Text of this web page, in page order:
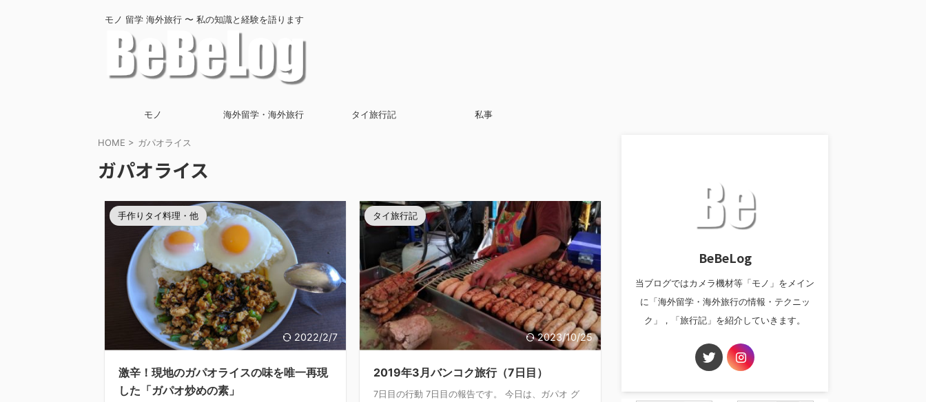
モノ 留学 海外旅行 〜 私の知識と経験を語ります
モノ 海外留学・海外旅行 タイ旅行記 私事
HOME > ガパオライス
ガパオライス
2022/2/7
手作りタイ料理・他
激辛！現地のガパオライスの味を唯一再現
した「ガパオ炒めの素」
2023/10/25
タイ旅行記
2019年3月バンコク旅行（7日目）
7日目の行動 7日目の報告です。 今日は、ガパオ グ
BeBeLog
当ブログではカメラ機材等「モノ」をメイン
に「海外留学・海外旅行の情報・テクニッ
ク」，「旅行記」を紹介していきます。